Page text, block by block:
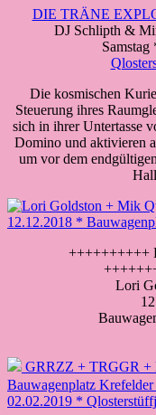
DIE TRÄNE
DJ Schlipth &
Die kosmischen
Steuerung ihres
sich in ihrer Untertasse
Domino und aktivieren
um vor dem
++++++++++
Lori
GRRZZ + TRGGR +
Bauwagenplatz Krefelder
02.02.2019 *